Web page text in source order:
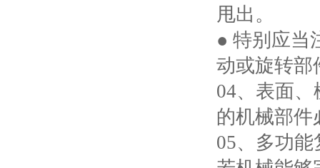
甩出。
● 特别应当
动或旋转部
04、表面
的机械部
05、多功